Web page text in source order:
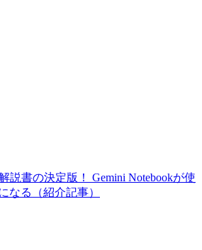
説書の決定版！ Gemini Notebookが使
なる（紹介記事）